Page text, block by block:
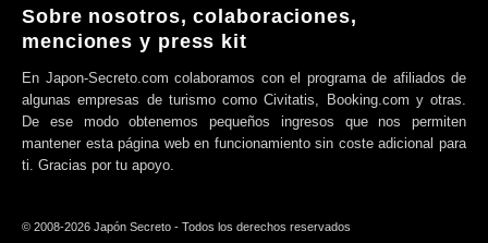
Sobre nosotros, colaboraciones,
menciones y press kit
En Japon-Secreto.com colaboramos con el programa de afiliados de
algunas empresas de turismo como Civitatis, Booking.com y otras.
De ese modo obtenemos pequeños ingresos que nos permiten
mantener esta página web en funcionamiento sin coste adicional para
ti. Gracias por tu apoyo.
© 2008-2026 Japón Secreto - Todos los derechos reservados